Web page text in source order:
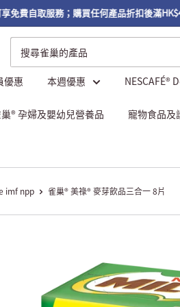
費自取服務；購買任何產品折扣後滿
優惠 本週優惠 NESCAFÉ®
® 孕婦及嬰幼兒營養品 寵物食品及
imf npp 雀巢® 美祿® 麥芽飲品三合一 8片